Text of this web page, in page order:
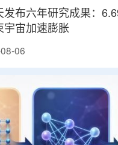
发布六年研究成果：
宇宙加速膨胀
06